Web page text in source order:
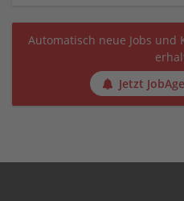
Automatisch neue Jobs und
Jetzt